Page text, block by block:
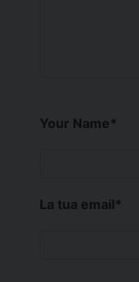
Your Name*
La tua email*